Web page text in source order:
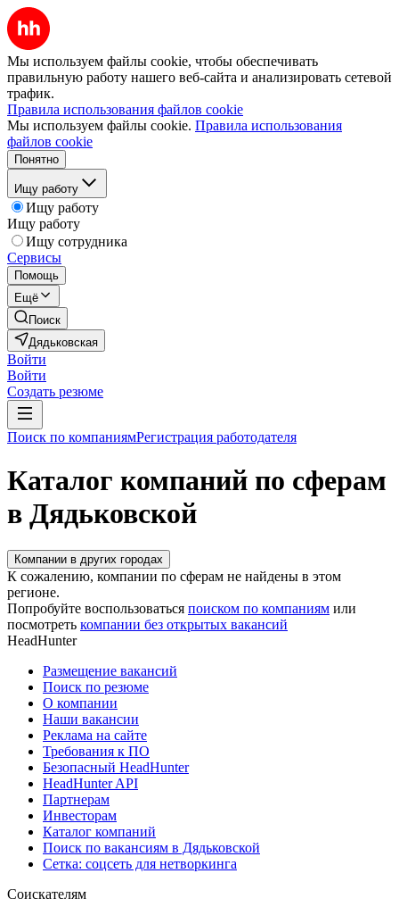
Мы используем файлы cookie, чтобы обеспечивать
правильную работу нашего веб-сайта и анализировать сетевой
трафик.
Правила использования файлов cookie
Мы используем файлы cookie. Правила использования
файлов cookie
Понятно
Ищу работу
Ищу работу
Ищу работу
Ищу сотрудника
Сервисы
Помощь
Ещё
Поиск
Дядьковская
Войти
Войти
Создать резюме
Поиск по компаниямРегистрация работодателя
Каталог компаний по сферам
в Дядьковской
Компании в других городах
К сожалению, компании по сферам не найдены в этом
регионе.
Попробуйте воспользоваться поиском по компаниям или
посмотреть компании без открытых вакансий
HeadHunter
Размещение вакансий
Поиск по резюме
О компании
Наши вакансии
Реклама на сайте
Требования к ПО
Безопасный HeadHunter
HeadHunter API
Партнерам
Инвесторам
Каталог компаний
Поиск по вакансиям в Дядьковской
Сетка: соцсеть для нетворкинга
Соискателям